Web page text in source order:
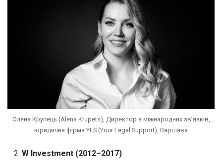
Олена Крупець (Alena Krupets), Директор з міжнародних зв’язків,
юридична фірма YLS (Your Legal Support), Варшава
W Investment (2012–2017)